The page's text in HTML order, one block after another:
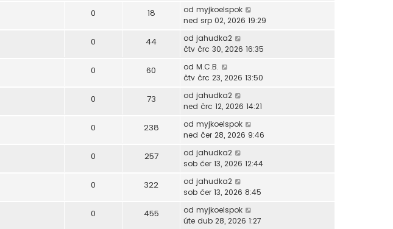
0 18 od myjkoelspok
ned srp 02, 2026 19:29
0 44 od jahudka2
čtv črc 30, 2026 16:35
0 60 od M.C.B.
čtv črc 23, 2026 13:50
0 73 od jahudka2
ned črc 12, 2026 14:21
0 238 od myjkoelspok
ned čer 28, 2026 9:46
0 257 od jahudka2
sob čer 13, 2026 12:44
0 322 od jahudka2
sob čer 13, 2026 8:45
0 455 od myjkoelspok
úte dub 28, 2026 1:27